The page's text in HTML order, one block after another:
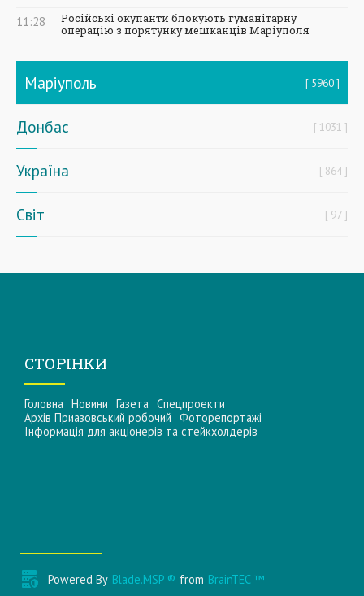
11:28
Російські окупанти блокують гуманітарну
операцію з порятунку мешканців Маріуполя
Маріуполь 5960
Донбас 1031
Україна 864
Світ 97
СТОРІНКИ
Головна Новини Газета Спецпроекти
Архів Приазовський робочий Фоторепортажі
Інформацiя для акцiонерiв та стейкхолдерiв
Powered By Blade.MSP ® from BrainTEC ™